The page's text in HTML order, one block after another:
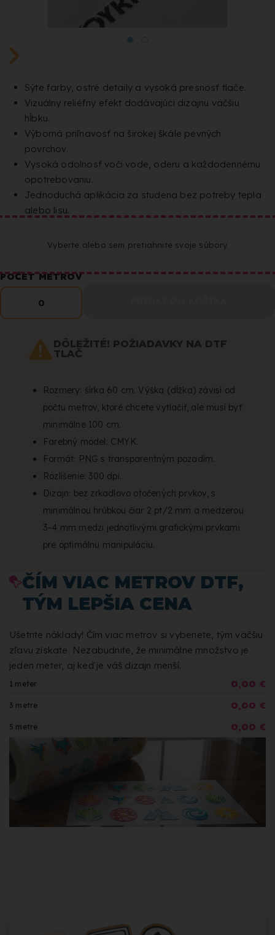
Sýte farby, ostré detaily a vysoká presnosť tlače.
Vizuálny reliéfny efekt dodávajúci dizajnu väčšiu
hĺbku.
Výborná priľnavosť na širokej škále pevných
povrchov.
Vysoká odolnosť voči vode, oderu a každodennému
opotrebovaniu.
Jednoduchá aplikácia za studena bez potreby tepla
alebo lisu.
Vyberte alebo sem pretiahnite svoje súbory
POČET METROV
0
DÔLEŽITÉ! POŽIADAVKY NA DTF
TLAČ
Rozmery: šírka 60 cm. Výška (dĺžka) závisí od
počtu metrov, ktoré chcete vytlačiť, ale musí byť
minimálne 100 cm.
Farebný model: CMYK.
Formát: PNG s transparentným pozadím.
Rozlíšenie: 300 dpi.
Dizajn: bez zrkadlovo otočených prvkov, s
minimálnou hrúbkou čiar 2 pt/2 mm a medzerou
3–4 mm medzi jednotlivými grafickými prvkami
pre optimálnu manipuláciu.
ČÍM VIAC METROV DTF,
TÝM LEPŠIA CENA
Ušetrite náklady! Čím viac metrov si vyberiete, tým väčšiu
zľavu získate. Nezabudnite, že minimálne množstvo je
jeden meter, aj keď je váš dizajn menší.
1 meter 0,00 €
3 metre 0,00 €
5 metre 0,00 €